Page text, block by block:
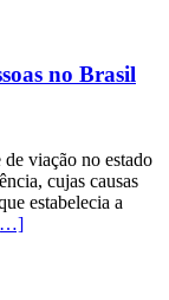
no Brasil
viação no estado
cujas causas
estabelecia a